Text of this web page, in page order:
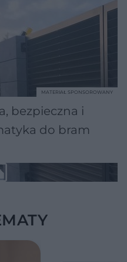
bezpieczna i
do bram
MATERIAŁ SPONSOROWANY